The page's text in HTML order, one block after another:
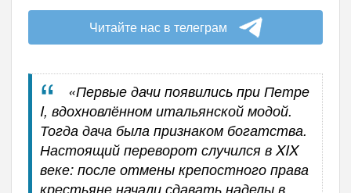
Читайте нас в телеграм
«Первые дачи появились при Петре
I, вдохновлённом итальянской модой.
Тогда дача была признаком богатства.
Настоящий переворот случился в XIX
веке: после отмены крепостного права
крестьяне начали сдавать наделы в